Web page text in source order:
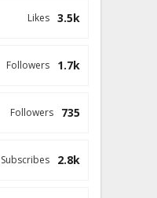
3.5k
Likes
1.7k
Followers
735
Followers
2.8k
Subscribes